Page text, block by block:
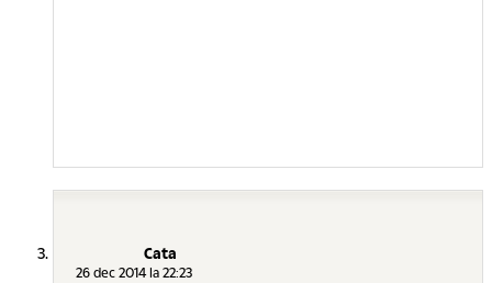
Cata
26 dec 2014 la 22:23